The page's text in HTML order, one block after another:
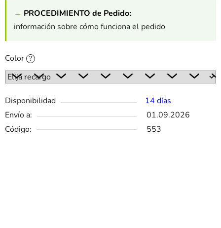
→ PROCEDIMIENTO de Pedido:
información sobre cómo funciona el pedido
Color ?
Disponibilidad
14 días
Envío a:
01.09.2026
Código:
553